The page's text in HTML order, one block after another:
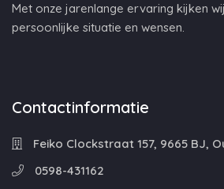
Met onze jarenlange ervaring kijken
persoonlijke situatie en wensen.
Contactinformatie
Feiko Clockstraat 157, 9665 BJ,
0598-431162